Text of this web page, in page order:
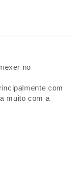
no
com
muito com a